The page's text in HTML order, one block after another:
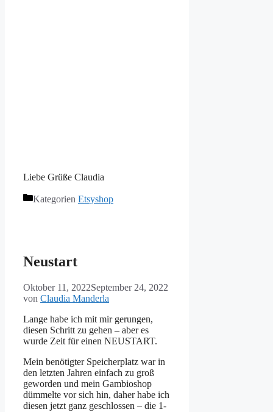
Liebe Grüße Claudia
Kategorien Etsyshop
Neustart
Oktober 11, 2022September 24, 2022
von Claudia Manderla
Lange habe ich mit mir gerungen,
diesen Schritt zu gehen – aber es
wurde Zeit für einen NEUSTART.
Mein benötigter Speicherplatz war in
den letzten Jahren einfach zu groß
geworden und mein Gambioshop
dümmelte vor sich hin, daher habe ich
diesen jetzt ganz geschlossen – die 1-